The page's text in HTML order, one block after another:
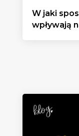
W jaki
wpływają